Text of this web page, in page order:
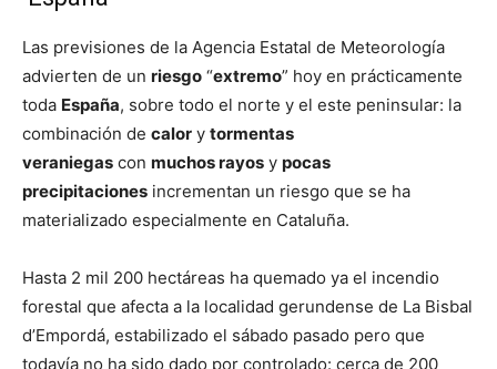
Las previsiones de la Agencia Estatal de Meteorología
advierten de un riesgo “extremo” hoy en prácticamente
toda España, sobre todo el norte y el este peninsular: la
combinación de calor y tormentas
veraniegas con muchos rayos y pocas
precipitaciones incrementan un riesgo que se ha
materializado especialmente en Cataluña.
Hasta 2 mil 200 hectáreas ha quemado ya el incendio
forestal que afecta a la localidad gerundense de La Bisbal
d’Empordá, estabilizado el sábado pasado pero que
todavía no ha sido dado por controlado: cerca de 200